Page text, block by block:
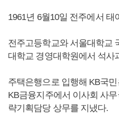
1961년 6월10일 전주에서 태
전주고등학교와 서울대학교
대학교 경영대학원에서 석사
주택은행으로 입행해 KB국
KB금융지주에서 이사회 사
략기획담당 상무를 지냈다.